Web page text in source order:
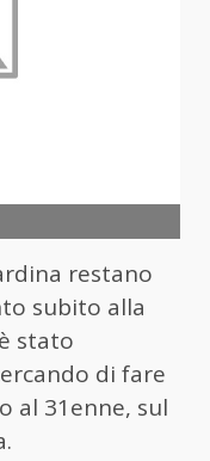
restano
subito alla
stato
di fare
al 31enne, sul